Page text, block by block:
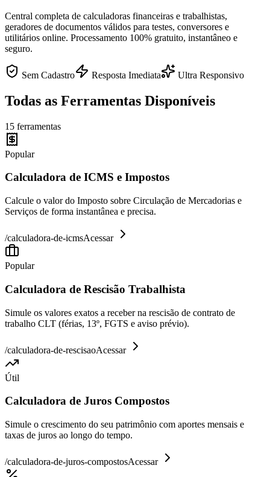
Central completa de calculadoras financeiras e trabalhistas,
geradores de documentos válidos para testes, conversores e
utilitários online. Processamento 100% gratuito, instantâneo e
seguro.
Sem Cadastro Resposta Imediata Ultra Responsivo
Todas as Ferramentas Disponíveis
15 ferramentas
Popular
Calculadora de ICMS e Impostos
Calcule o valor do Imposto sobre Circulação de Mercadorias e
Serviços de forma instantânea e precisa.
/calculadora-de-icmsAcessar
Popular
Calculadora de Rescisão Trabalhista
Simule os valores exatos a receber na rescisão de contrato de
trabalho CLT (férias, 13º, FGTS e aviso prévio).
/calculadora-de-rescisaoAcessar
Útil
Calculadora de Juros Compostos
Simule o crescimento do seu patrimônio com aportes mensais e
taxas de juros ao longo do tempo.
/calculadora-de-juros-compostosAcessar